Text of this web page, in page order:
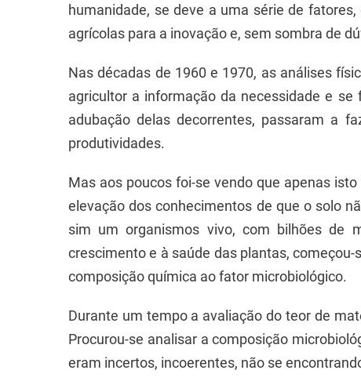
humanidade, se deve a uma série de
agrícolas para a inovação e, sem sombra de
Nas décadas de 1960 e 1970, as análises
agricultor a informação da necessidade e
adubação delas decorrentes, passaram a
produtividades.
Mas aos poucos foi-se vendo que apenas
elevação dos conhecimentos de que o solo
sim um organismos vivo, com bilhões de
crescimento e à saúde das plantas,
composição química ao fator microbiológico.
Durante um tempo a avaliação do teor de
Procurou-se analisar a composição
eram incertos, incoerentes, não se